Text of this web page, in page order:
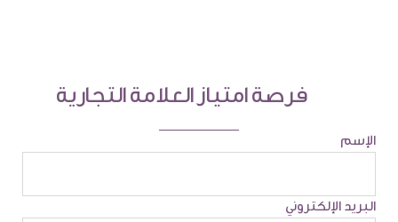
فرصة امتياز العلامة التجارية
الإسم
البريد الإلكتروني